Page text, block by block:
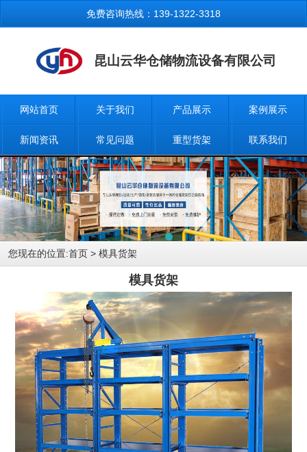
免费咨询热线：139-1322-3318
昆山云华仓储物流设备有限公司
网站首页 关于我们 产品展示 案例展示
新闻资讯 常见问题 重型货架 联系我们
您现在的位置:首页 > 模具货架
模具货架